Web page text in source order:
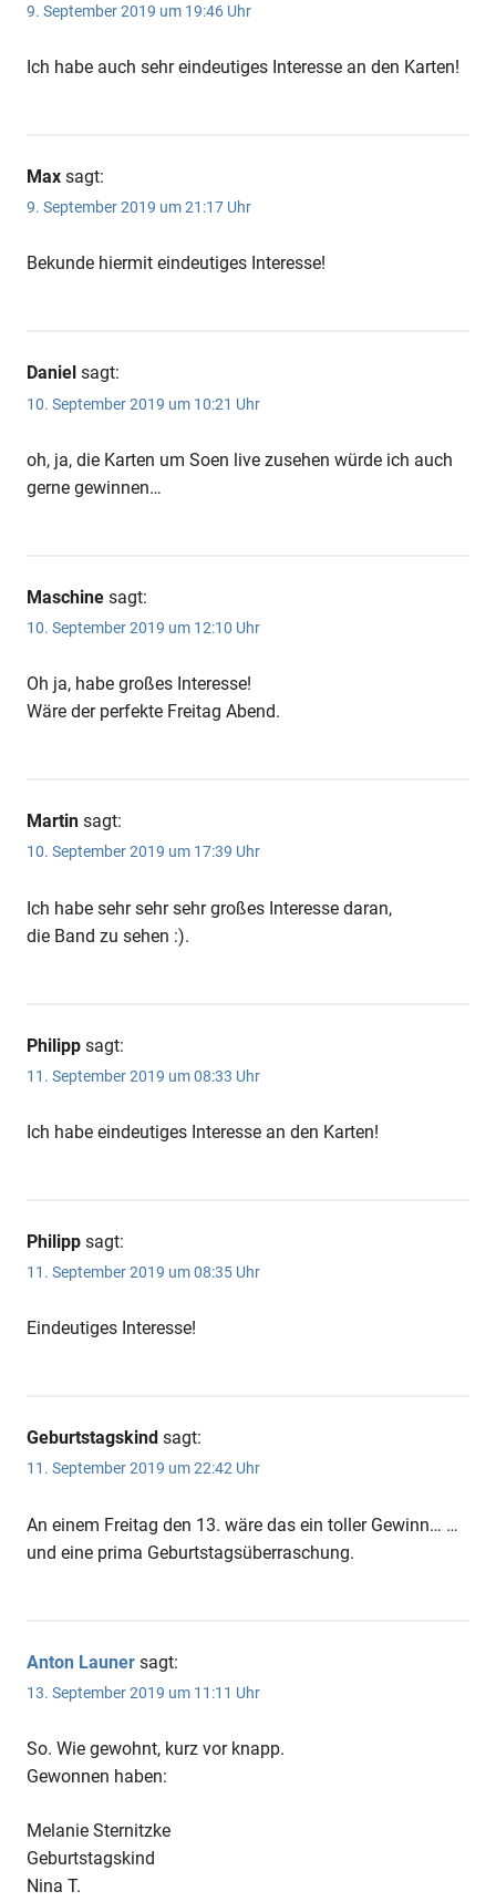
9. September 2019 um 19:46 Uhr
Ich habe auch sehr eindeutiges Interesse an den Karten!
Max sagt:
9. September 2019 um 21:17 Uhr
Bekunde hiermit eindeutiges Interesse!
Daniel sagt:
10. September 2019 um 10:21 Uhr
oh, ja, die Karten um Soen live zusehen würde ich auch
gerne gewinnen…
Maschine sagt:
10. September 2019 um 12:10 Uhr
Oh ja, habe großes Interesse!
Wäre der perfekte Freitag Abend.
Martin sagt:
10. September 2019 um 17:39 Uhr
Ich habe sehr sehr sehr großes Interesse daran,
die Band zu sehen :).
Philipp sagt:
11. September 2019 um 08:33 Uhr
Ich habe eindeutiges Interesse an den Karten!
Philipp sagt:
11. September 2019 um 08:35 Uhr
Eindeutiges Interesse!
Geburtstagskind sagt:
11. September 2019 um 22:42 Uhr
An einem Freitag den 13. wäre das ein toller Gewinn… …
und eine prima Geburtstagsüberraschung.
Anton Launer sagt:
13. September 2019 um 11:11 Uhr
So. Wie gewohnt, kurz vor knapp.
Gewonnen haben:
Melanie Sternitzke
Geburtstagskind
Nina T.